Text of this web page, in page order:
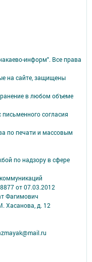
информ". Все права
на сайте, защищены
в любом объеме
согласия
по печати и массовым
по надзору в сфере
от 07.03.2012
Фагимович
Хасанова, д. 12